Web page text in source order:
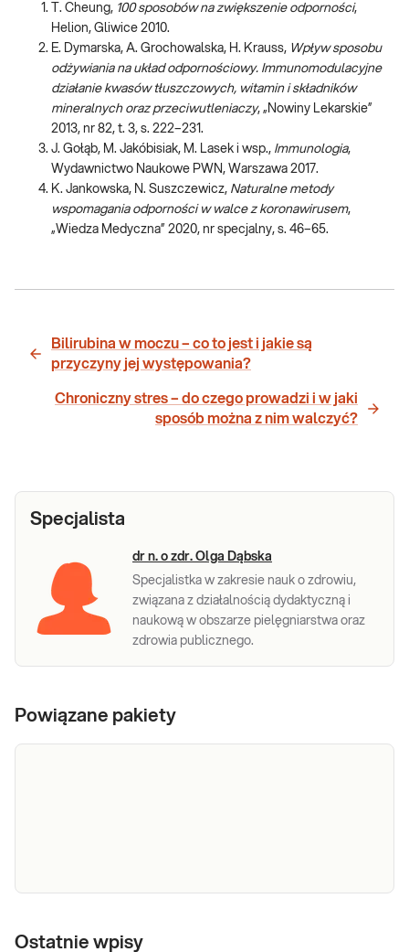
T. Cheung, 100 sposobów na zwiększenie odporności,
Helion, Gliwice 2010.
E. Dymarska, A. Grochowalska, H. Krauss, Wpływ sposobu
odżywiania na układ odpornościowy. Immunomodulacyjne
działanie kwasów tłuszczowych, witamin i składników
mineralnych oraz przeciwutleniaczy, „Nowiny Lekarskie”
2013, nr 82, t. 3, s. 222–231.
J. Gołąb, M. Jakóbisiak, M. Lasek i wsp., Immunologia,
Wydawnictwo Naukowe PWN, Warszawa 2017.
K. Jankowska, N. Suszczewicz, Naturalne metody
wspomagania odporności w walce z koronawirusem,
„Wiedza Medyczna” 2020, nr specjalny, s. 46–65.
Bilirubina w moczu – co to jest i jakie są
przyczyny jej występowania?
Chroniczny stres – do czego prowadzi i w jaki
sposób można z nim walczyć?
Specjalista
dr n. o zdr. Olga Dąbska
Specjalistka w zakresie nauk o zdrowiu,
związana z działalnością dydaktyczną i
naukową w obszarze pielęgniarstwa oraz
zdrowia publicznego.
Powiązane pakiety
profilaktycznyUwaga! Jeżeli kupujesz badanie dla dziecka,
Ostatnie wpisy